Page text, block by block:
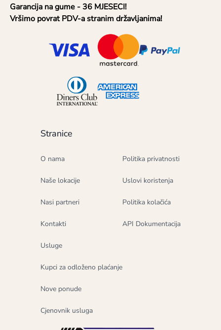
Stranice
O nama
Naše lokacije
Nasi partneri
Kontakti
Usluge
Kupci za odloženo plaćanje
Nove ponude
Cjenovnik usluga
Politika privatnosti
Uslovi koristenja
Politika kolačića
API Dokumentacija
Garancija na gume - 36 MJESECI!
Vršimo povrat PDV-a stranim državljanima!